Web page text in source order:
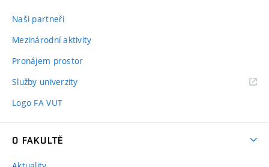
Naši partneři
Mezinárodní aktivity
Pronájem prostor
Služby univerzity
Logo FA VUT
O FAKULTĚ